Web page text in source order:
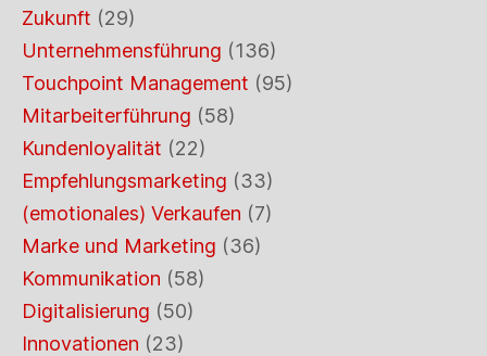
Zukunft (29)
Unternehmensführung (136)
Touchpoint Management (95)
Mitarbeiterführung (58)
Kundenloyalität (22)
Empfehlungsmarketing (33)
(emotionales) Verkaufen (7)
Marke und Marketing (36)
Kommunikation (58)
Digitalisierung (50)
Innovationen (23)